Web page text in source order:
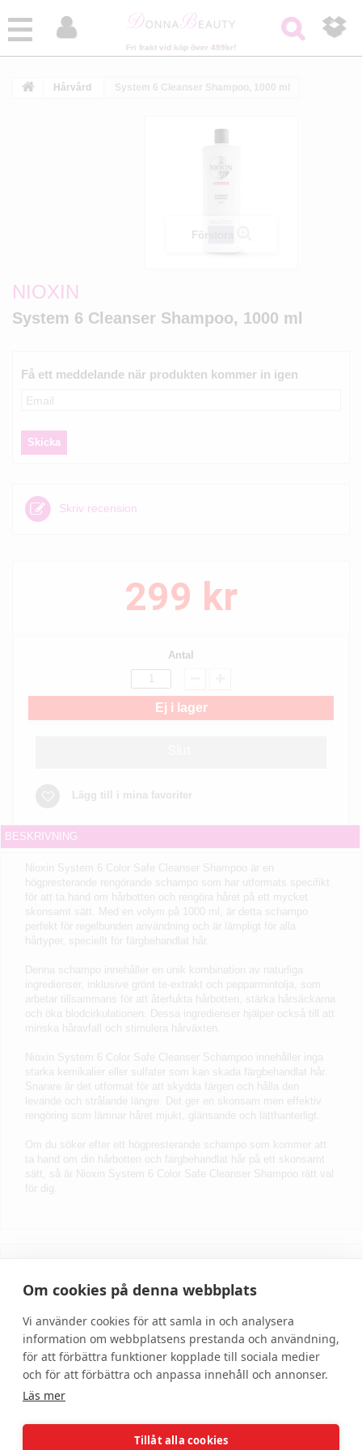
Hårvård System 6 Cleanser Shampoo, 1000 ml
Förstora
NIOXIN
System 6 Cleanser Shampoo, 1000 ml
Få ett meddelande när produkten kommer in igen
Skriv recension
299 kr
Antal
Ej i lager
Lägg till i mina favoriter
BESKRIVNING
Nioxin System 6 Color Safe Cleanser Shampoo är en
högpresterande rengörande schampo som har utformats specifikt
för att ta hand om hårbotten och rengöra håret på ett mycket
skonsamt sätt. Med en volym på 1000 ml, är detta schampo
perfekt för regelbunden användning och är lämpligt för alla
hårtyper, speciellt för färgbehandlat hår.
Denna schampo innehåller en unik kombination av naturliga
ingredienser, inklusive grönt te-extrakt och pepparmintolja, som
arbetar tillsammans för att återfukta hårbotten, stärka hårsäckarna
och öka blodcirkulationen. Dessa ingredienser hjälper också till att
minska håravfall och stimulera hårväxten.
Nioxin System 6 Color Safe Cleanser Schampoo innehåller inga
starka kemikalier eller sulfater som kan skada färgbehandlat hår.
Snarare är det utformat för att skydda färgen och hålla den
levande och strålande längre. Det ger en skonsam men effektiv
rengöring som lämnar håret mjukt, glänsande och lätthanterligt.
Om du söker efter ett högpresterande schampo som kommer att
ta hand om din hårbotten och färgbehandlat hår på ett skonsamt
sätt, så är Nioxin System 6 Color Safe Cleanser Shampoo rätt val
för dig.
Om oss
Fri frakt vid köp över 499kr!
 

Om cookies på denna webbplats
Vi använder cookies för att samla in och analysera
information om webbplatsens prestanda och användning,
för att förbättra funktioner kopplade till sociala medier
och för att förbättra och anpassa innehåll och annonser.
Läs mer
Tillåt alla cookies